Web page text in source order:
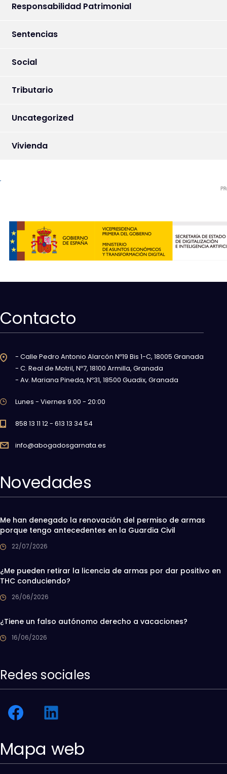
Responsabilidad Patrimonial
Sentencias
Social
Tributario
Uncategorized
Vivienda
Contacto
- Calle Pedro Antonio Alarcón Nº19 Bis 1-C, 18005 Granada
- C. Real de Motril, Nº7, 18100 Armilla, Granada
- Av. Mariana Pineda, Nº31, 18500 Guadix, Granada
Lunes - Viernes 9:00 - 20:00
858 13 11 12 - 613 13 34 54
info@abogadosgarnata.es
Novedades
Me han denegado la renovación del permiso de armas
porque tengo antecedentes en la Guardia Civil
22/07/2026
¿Me pueden retirar la licencia de armas por dar positivo en
THC conduciendo?
26/06/2026
¿Tiene un falso autónomo derecho a vacaciones?
16/06/2026
Redes sociales
Mapa web